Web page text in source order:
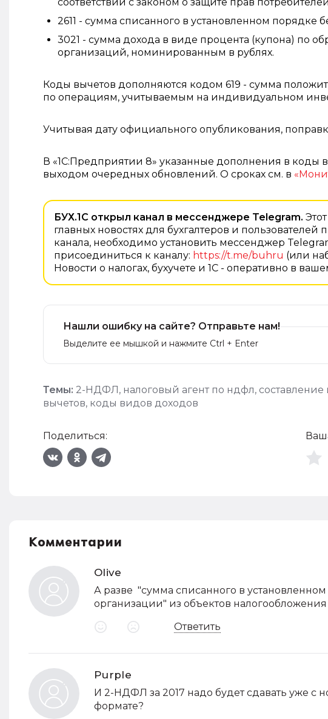
2611 - сумма списанного в установленном порядке
3021 - сумма дохода в виде процента (купона) по
организаций, номинированным в рублях.
Коды вычетов дополняются кодом 619 - сумма
по операциям, учитываемым на индивидуальном
Учитывая дату официального опубликования,
В «1С:Предприятии 8» указанные дополнения в коды
выходом очередных обновлений. О сроках см. в
БУХ.1С открыл канал в мессенджере Telegram.
главных новостях для бухгалтеров и
канала, необходимо установить мессенджер
присоединиться к каналу: https://t.me/buhru (или
Новости о налогах, бухучете и 1С - оперативно в
Нашли ошибку на сайте? Отправьте нам!
Выделите ее мышкой и нажмите Ctrl + Enter
Темы: 2-НДФЛ, налоговый агент по ндфл, составление
вычетов, коды видов доходов
Поделиться:
Комментарии
Olive
А разве "сумма списанного в
организации" из объектов
Ответить
Purple
И 2-НДФЛ за 2017 надо будет сдавать уже
формате?